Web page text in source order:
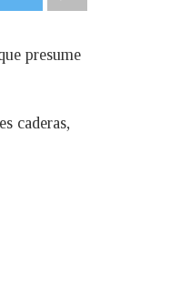
presume
caderas,